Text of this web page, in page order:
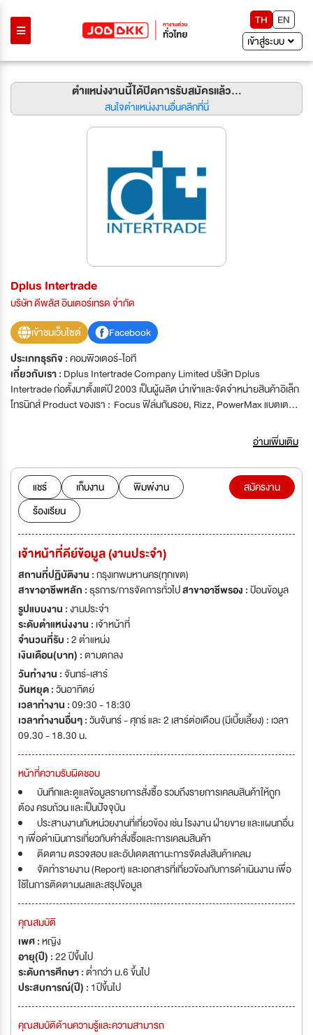
TH
EN
เข้าสู่ระบบ
ตำแหน่งงานนี้ได้ปิดการรับสมัครแล้ว...
สนใจตำแหน่งงานอื่นคลิกที่นี่
Dplus Intertrade
บริษัท ดีพลัส อินเตอร์เทรด จำกัด
เข้าชมเว็บไซต์
Facebook
ประเภทธุรกิจ :คอมพิวเตอร์-ไอที
เกี่ยวกับเรา : Dplus Intertrade Company Limited บริษัท Dplus
Intertrade ก่อตั้งมาตั้งแต่ปี 2003 เป็นผู้ผลิต นำเข้าและจัดจำหน่ายสินค้าอิเล็ก
โทรนิกส์ Product ของเรา : Focus ฟิล์มกันรอย, Rizz, PowerMax แบตเตอรี่
ชาร์ตคุณภาพสูง, BeWell สินค้าเพื่อสุขภาพ และแบรนด์อื่น ๆ สินค้าของเราจัด
จำหน่ายโดยมีสถานวางจำหน่ายมากมาย เช่น 7-11 ทั้วประเทศ, iStudio, SE-
ED, Com7, J-Mart, Mobile Shop ต่าง ๆ และร้านค้าปลีกทั่วประเทศ ซึ่งใน
ปัจจุบันเรามีพนักงานทั้งหมดประมาณ 800 ท่าน ทั้งที่ประจำที่ประเทศไทยและ
ประเทศจีน
อ่านเพิ่มเติม
แชร์ เก็บงาน
พิมพ์งาน
ร้องเรียน
สมัครงาน
เจ้าหน้าที่คีย์ข้อมูล (งานประจำ)
สถานที่ปฏิบัติงาน :กรุงเทพมหานคร(ทุกเขต)
สาขาอาชีพหลัก :ธุรการ/การจัดการทั่วไปสาขาอาชีพรอง :ป้อนข้อมูล
รูปแบบงาน :งานประจำ
ระดับตำแหน่งงาน : เจ้าหน้าที่
จำนวนที่รับ :2 ตำแหน่ง
เงินเดือน(บาท) :ตามตกลง
วันทำงาน :จันทร์-เสาร์
วันหยุด :วันอาทิตย์
เวลาทำงาน :09:30 - 18:30
เวลาทำงานอื่นๆ :วันจันทร์ - ศุกร์ และ 2 เสาร์ต่อเดือน (มีเบี้ยเลี้ยง) : เวลา
09.30 - 18.30 น.
หน้าที่ความรับผิดชอบ
บันทึกและดูแลข้อมูลรายการสั่งซื้อ รวมถึงรายการเคลมสินค้าให้ถูก
ต้อง ครบถ้วน และเป็นปัจจุบัน
ประสานงานกับหน่วยงานที่เกี่ยวข้อง เช่น โรงงาน ฝ่ายขาย และแผนกอื่น
ๆ เพื่อดำเนินการเกี่ยวกับคำสั่งซื้อและการเคลมสินค้า
ติดตาม ตรวจสอบ และอัปเดตสถานะการจัดส่งสินค้าเคลม
จัดทำรายงาน (Report) และเอกสารที่เกี่ยวข้องกับการดำเนินงาน เพื่อ
ใช้ในการติดตามผลและสรุปข้อมูล
คุณสมบัติ
เพศ :หญิง
อายุ(ปี) :22 ปีขึ้นไป
ระดับการศึกษา :ต่ำกว่า ม.6 ขึ้นไป
ประสบการณ์(ปี) : 1ปีขึ้นไป
คุณสมบัติด้านความรู้และความสามารถ